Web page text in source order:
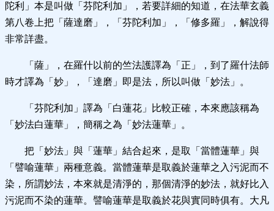
陀利」本是叫做「芬陀利加」，若要詳細的知道，在法華玄義
第八卷上把「薩達磨」，「芬陀利加」，「修多羅」，解說得
非常詳盡。
「薩」，在羅什以前的竺法護譯為「正」，到了羅什法師
時才譯為「妙」，「達磨」即是法，所以叫做「妙法」。
「芬陀利加」譯為「白蓮花」比較正確，本來應該稱為
「妙法白蓮華」，簡稱之為「妙法蓮華」。
把「妙法」與「蓮華」結合起來，是取「當體蓮華」與
「譬喻蓮華」兩種意義。當體蓮華是取義於蓮華之入污泥而不
染，所謂妙法，本來就是清淨的，那個清淨的妙法，就好比入
污泥而不染的蓮華。譬喻蓮華是取義於花與實同時俱有。大凡